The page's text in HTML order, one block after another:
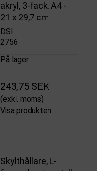
akryl, 3-fack, A4 -
21 x 29,7 cm
DSI
2756
På lager
243,75 SEK
(exkl. moms)
Visa produkten
Skylthållare, L-